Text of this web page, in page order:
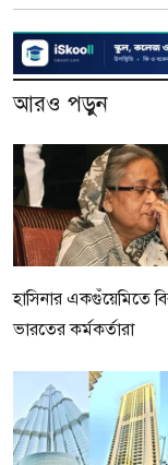
আরও পড়ুন
হাসিনার একগুঁয়েমিতে
ভারতের কর্মকর্তারা